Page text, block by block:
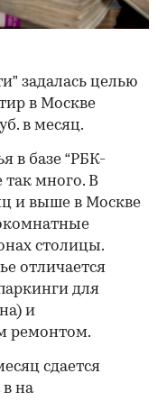
задалась целью
в Москве
в месяц.
в базе “РБК-
так много. В
и выше в Москве
столицы.
отличается
для
и
ремонтом.
сдается
на